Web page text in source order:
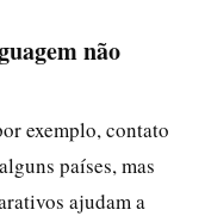
não
exemplo, contato
países, mas
ajudam a